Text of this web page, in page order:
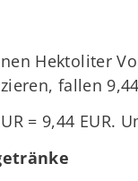
Hektoliter
fallen
= 9,44 EUR.